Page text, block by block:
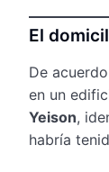
El
De
en un
Yeison,
habría